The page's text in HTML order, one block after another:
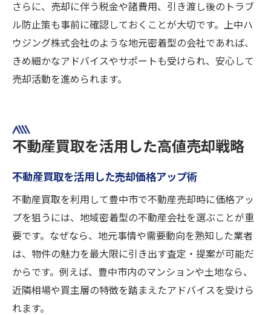
さらに、売却に伴う税金や諸費用、引き渡し後のトラブ
ル防止策も事前に確認しておくことが大切です。上中ハ
ウジング株式会社のような地元密着型の会社であれば、
きめ細かなアドバイスやサポートも受けられ、安心して
売却活動を進められます。
不動産買取を活用した高値売却戦略
不動産買取を活用した売却価格アップ術
不動産買取を利用して豊中市で不動産売却時に価格アッ
プを狙うには、地域密着型の不動産会社を選ぶことが重
要です。なぜなら、地元事情や需要動向を熟知した業者
は、物件の魅力を最大限に引き出す査定・提案が可能だ
からです。例えば、豊中市内のマンションや土地なら、
近隣相場や買主層の特徴を踏まえたアドバイスを受けら
れます。